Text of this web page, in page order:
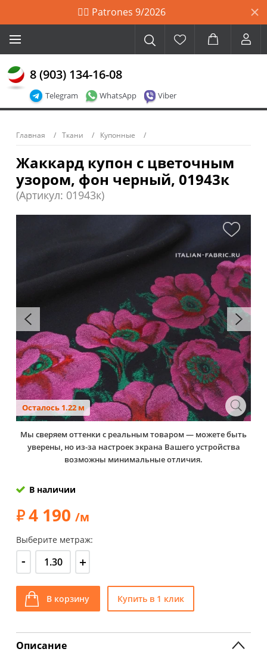
🙋‍♀️ Patrones 9/2026
Telegram WhatsApp Viber
8 (903) 134-16-08
Главная Ткани Купонные
Жаккард купон с цветочным
узором, фон черный, 01943к
(Артикул: 01943к)
Осталось 1.22 м
Мы сверяем оттенки с реальным товаром — можете быть
уверены, но из-за настроек экрана Вашего устройства
возможны минимальные отличия.
В наличии
4 190 /м
Выберите метраж:
- +
В корзину Купить в 1 клик
Описание